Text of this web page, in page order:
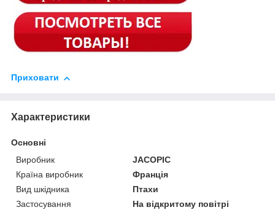
Приховати
Характеристики
Основні
Виробник
JACOPIC
Країна виробник
Франція
Вид шкідника
Птахи
Застосування
На відкритому повітрі